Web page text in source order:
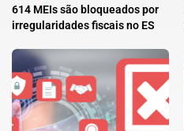
614 MEIs são bloqueados por
irregularidades fiscais no ES